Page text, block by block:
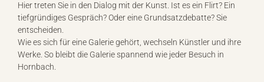
Hier treten Sie in den Dialog mit der Kunst. Ist es ein Flirt? Ein
tiefgründiges Gespräch? Oder eine Grundsatzdebatte? Sie
entscheiden.
Wie es sich für eine Galerie gehört, wechseln Künstler und ihre
Werke. So bleibt die Galerie spannend wie jeder Besuch in
Hornbach.